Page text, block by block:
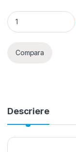
Hager- Inversor/
Compara
Descriere